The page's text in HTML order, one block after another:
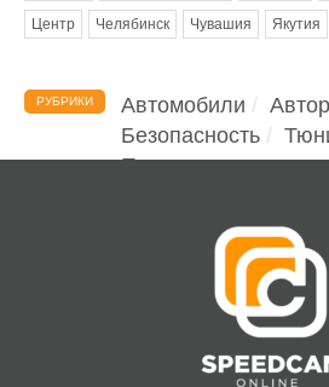
Центр Челябинск Чувашия Якутия
РУБРИКИ Автомобили
Безопасность
Помощь водителю